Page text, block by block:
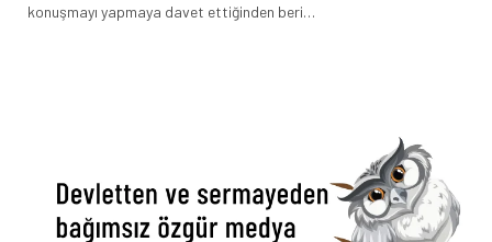
konuşmayı yapmaya davet ettiğinden beri…